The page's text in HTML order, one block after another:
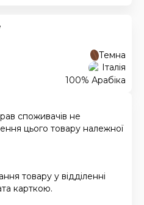
Темна
Італія
100% Арабіка
споживачів не
цього товару належної
товару у відділенні
карткою.